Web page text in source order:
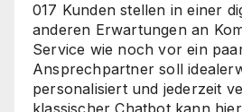
017 Kunden stellen in einer
anderen Erwartungen an
Service wie noch vor ein
Ansprechpartner soll
personalisiert und jederzeit